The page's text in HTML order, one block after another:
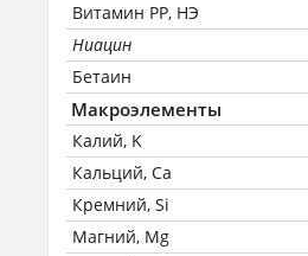
Витамин РР, НЭ
Ниацин
Бетаин
Макроэлементы
Калий, K
Кальций, Ca
Кремний, Si
Магний, Mg